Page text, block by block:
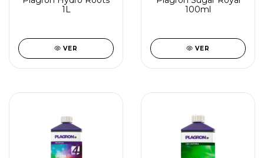
1L
VER
100ml
VER